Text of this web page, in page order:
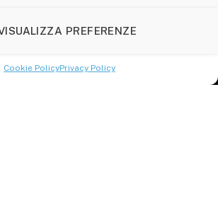
PREFERENZE
Cookie PolicyPrivacy Policy